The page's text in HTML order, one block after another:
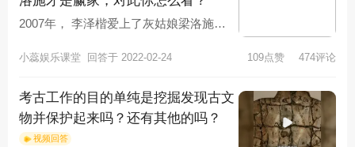
2007年， 李泽楷爱上了灰姑娘梁洛施。
孩，谁知，李泽楷对她说：“
小蕊娱乐课堂 回答于 2022-02-24 109点赞 474评论
考古工作的目的单纯是挖掘发现古文
物并保护起来吗？还有其他的吗？
视频回答